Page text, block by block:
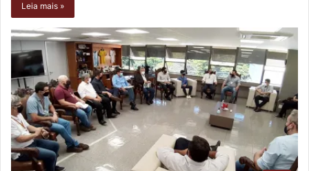
Leia mais »